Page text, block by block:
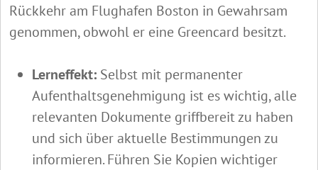
Rückkehr am Flughafen Boston in Gewahrsam
genommen, obwohl er eine Greencard besitzt.
Lerneffekt: Selbst mit permanenter
Aufenthaltsgenehmigung ist es wichtig, alle
relevanten Dokumente griffbereit zu haben
und sich über aktuelle Bestimmungen zu
informieren. Führen Sie Kopien wichtiger